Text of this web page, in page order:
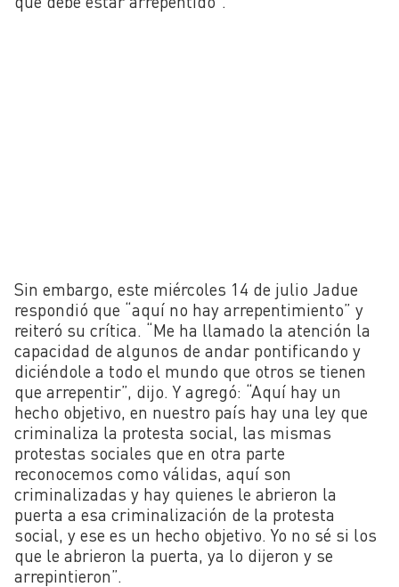
Sin embargo, este miércoles 14 de julio Jadue
respondió que “aquí no hay arrepentimiento” y
reiteró su crítica. “Me ha llamado la atención la
capacidad de algunos de andar pontificando y
diciéndole a todo el mundo que otros se tienen
que arrepentir”, dijo.Y agregó: “Aquí hay un
hecho objetivo, en nuestro país hay una ley que
criminaliza la protesta social, las mismas
protestas sociales que en otra parte
reconocemos como válidas, aquí son
criminalizadas y hay quienes le abrieron la
puerta a esa criminalización de la protesta
social, y ese es un hecho objetivo. Yo no sé si los
que le abrieron la puerta, ya lo dijeron y se
arrepintieron”.